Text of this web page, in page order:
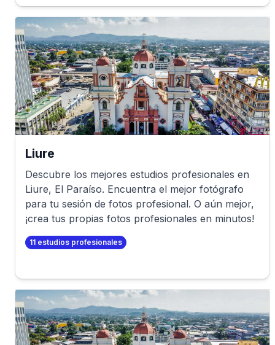
Liure
Descubre los mejores estudios profesionales en
Liure, El Paraíso. Encuentra el mejor fotógrafo
para tu sesión de fotos profesional. O aún mejor,
¡crea tus propias fotos profesionales en minutos!
11 estudios profesionales